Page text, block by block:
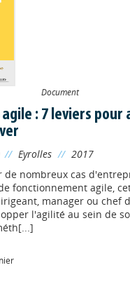
Document
: 7 leviers pour
// Eyrolles // 2017
de nombreux cas
fonctionnement agile,
manager ou chef
l'agilité au sein de